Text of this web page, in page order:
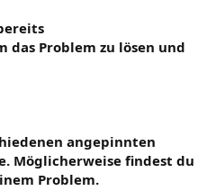
Problem zu lösen und
angepinnten
Möglicherweise findest du
Problem.